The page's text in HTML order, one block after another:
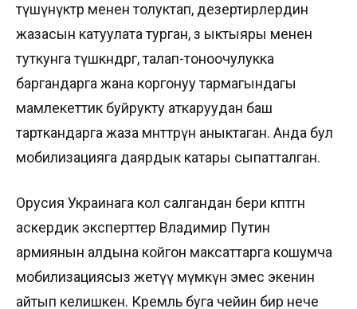
түшүнүктөр менен толуктап, дезертирлердин
жазасын катуулата турган, өз ыктыяры менен
туткунга түшкөндөргө, талап-тоноочулукка
баргандарга жана коргонуу тармагындагы
мамлекеттик буйрукту аткаруудан баш
тарткандарга жаза мөөнөттөрүн аныктаган. Анда бул
мобилизацияга даярдык катары сыпатталган.
Орусия Украинага кол салгандан бери көптөгөн
аскердик эксперттер Владимир Путин
армиянын алдына койгон максаттарга кошумча
мобилизациясыз жетүү мүмкүн эмес экенин
айтып келишкен. Кремль буга чейин бир нече